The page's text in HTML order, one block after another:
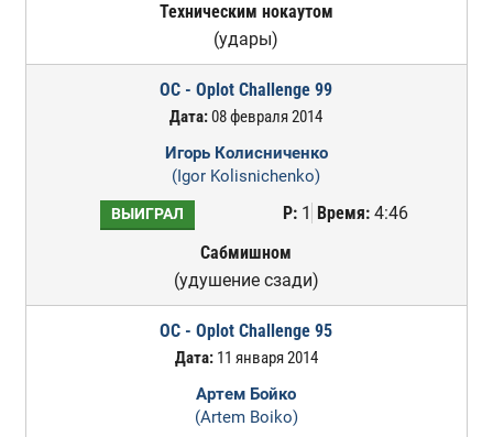
Техническим нокаутом
(удары)
OC - Oplot Challenge 99
Дата:08 февраля 2014
Игорь Колисниченко
(Igor Kolisnichenko)
ВЫИГРАЛ Р:1 Время:4:46
Сабмишном
(удушение сзади)
OC - Oplot Challenge 95
Дата:11 января 2014
Артем Бойко
(Artem Boiko)